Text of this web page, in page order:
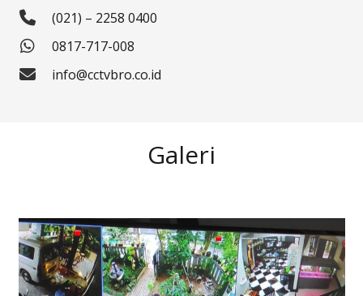
(021) – 2258 0400
0817-717-008
info@cctvbro.co.id
Galeri